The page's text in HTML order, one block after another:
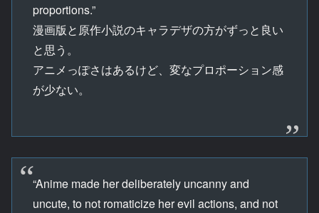
proportions.”
漫画版と原作小説のキャラデザの方がずっと良い
と思う。
アニメっぽさはあるけど、変なプロポーション感
が少ない。
“Anime made her deliberately uncanny and
uncute, to not romaticize her evil actions, and not